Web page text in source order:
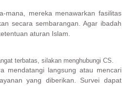
mana, mereka menawarkan fasilitas
secara sembarangan. Agar ibadah
aturan Islam.
terbatas, silakan menghubungi CS.
mendatangi langsung atau mencari
yang diberikan. Survei dapat